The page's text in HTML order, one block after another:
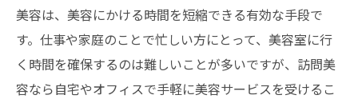
東京都内の訪問美容サービスの価格比較ガ
イド
サービス内容と価格のバランスをどう見る
か
美容は、美容にかける時間を短縮できる有効な手段で
す。仕事や家庭のことで忙しい方にとって、美容室に行
く時間を確保するのは難しいことが多いですが、訪問美
容なら自宅やオフィスで手軽に美容サービスを受けるこ